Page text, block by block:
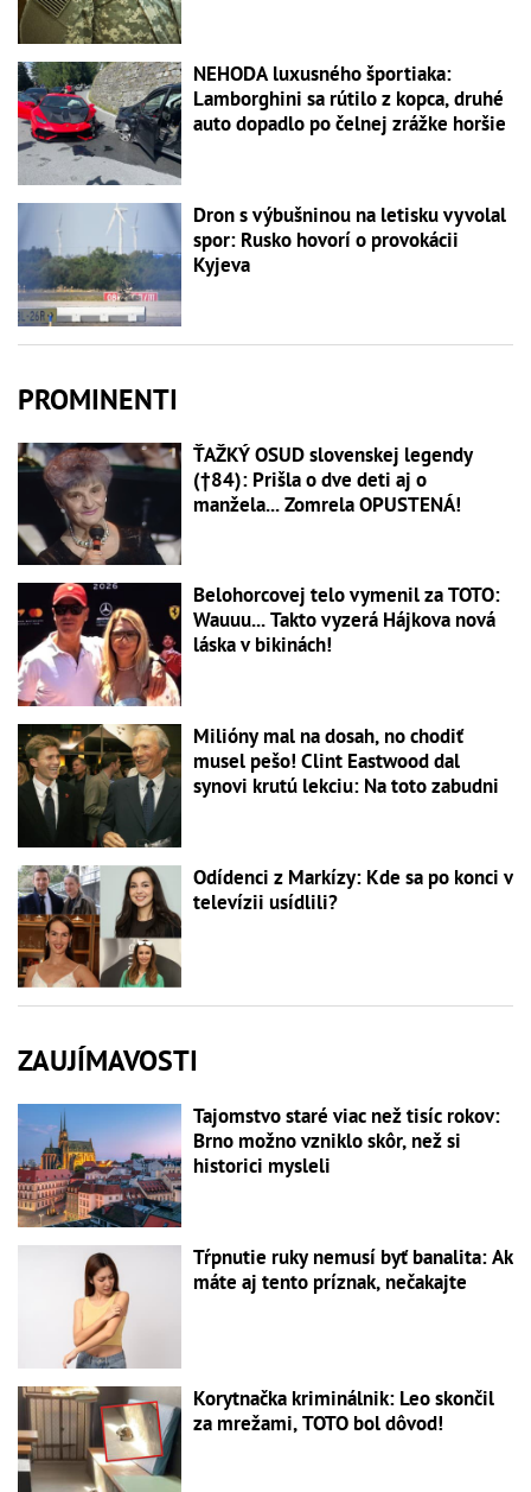
NEHODA luxusného športiaka:
Lamborghini sa rútilo z kopca, druhé
auto dopadlo po čelnej zrážke horšie
Dron s výbušninou na letisku vyvolal
spor: Rusko hovorí o provokácii
Kyjeva
PROMINENTI
ŤAŽKÝ OSUD slovenskej legendy
(†84): Prišla o dve deti aj o
manžela... Zomrela OPUSTENÁ!
Belohorcovej telo vymenil za TOTO:
Wauuu... Takto vyzerá Hájkova nová
láska v bikinách!
Milióny mal na dosah, no chodiť
musel pešo! Clint Eastwood dal
synovi krutú lekciu: Na toto zabudni
Odídenci z Markízy: Kde sa po konci v
televízii usídlili?
ZAUJÍMAVOSTI
Tajomstvo staré viac než tisíc rokov:
Brno možno vzniklo skôr, než si
historici mysleli
Tŕpnutie ruky nemusí byť banalita: Ak
máte aj tento príznak, nečakajte
Korytnačka kriminálnik: Leo skončil
za mrežami, TOTO bol dôvod!